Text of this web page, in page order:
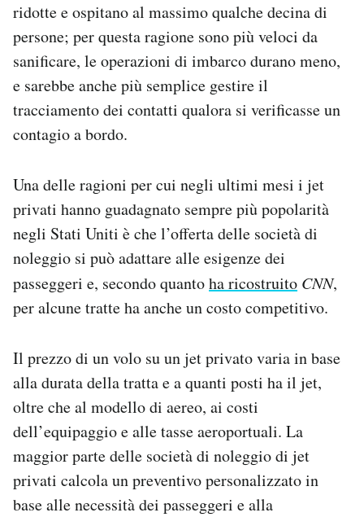
ridotte e ospitano al massimo qualche decina di
persone; per questa ragione sono più veloci da
sanificare, le operazioni di imbarco durano meno,
e sarebbe anche più semplice gestire il
tracciamento dei contatti qualora si verificasse un
contagio a bordo.
Una delle ragioni per cui negli ultimi mesi i jet
privati hanno guadagnato sempre più popolarità
negli Stati Uniti è che l’offerta delle società di
noleggio si può adattare alle esigenze dei
passeggeri e, secondo quantoha ricostruito CNN,
per alcune tratte ha anche un costo competitivo.
Il prezzo di un volo su un jet privato varia in base
alla durata della tratta e a quanti posti ha il jet,
oltre che al modello di aereo, ai costi
dell’equipaggio e alle tasse aeroportuali. La
maggior parte delle società di noleggio di jet
privati calcola un preventivo personalizzato in
base alle necessità dei passeggeri e alla